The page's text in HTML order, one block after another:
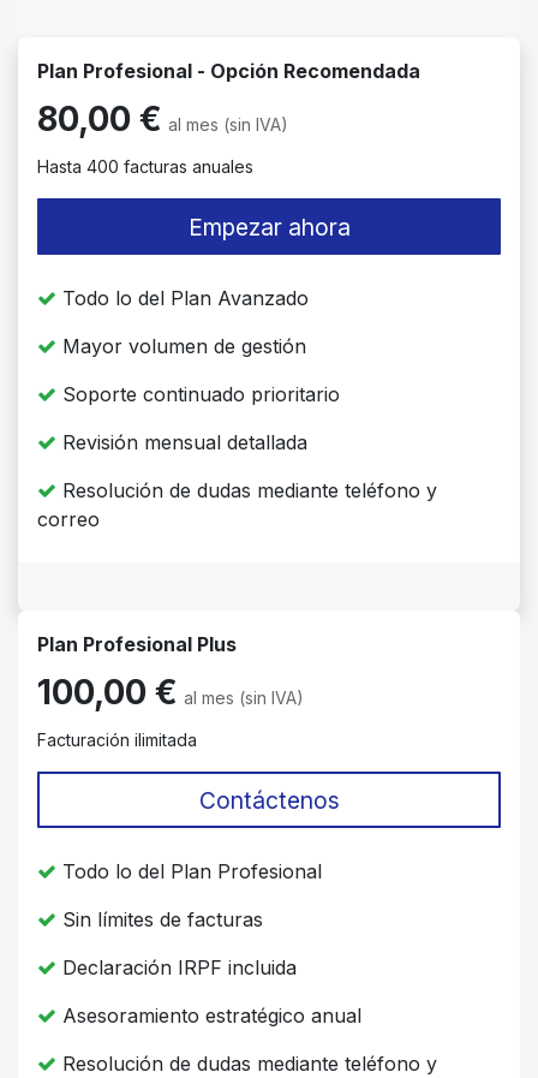
Plan Profesional - Opción Recomendada
80,00 € al mes (sin IVA)
Hasta 400 facturas anuales
Empezar ahora
Todo lo del Plan Avanzado
Mayor volumen de gestión
Soporte continuado prioritario
Revisión mensual detallada
Resolución de dudas mediante teléfono y
correo
Plan Profesional Plus
100,00 € al mes (sin IVA)
Facturación ilimitada
Contáctenos
Todo lo del Plan Profesional
Sin límites de facturas
Declaración IRPF incluida
Asesoramiento estratégico anual
Resolución de dudas mediante teléfono y